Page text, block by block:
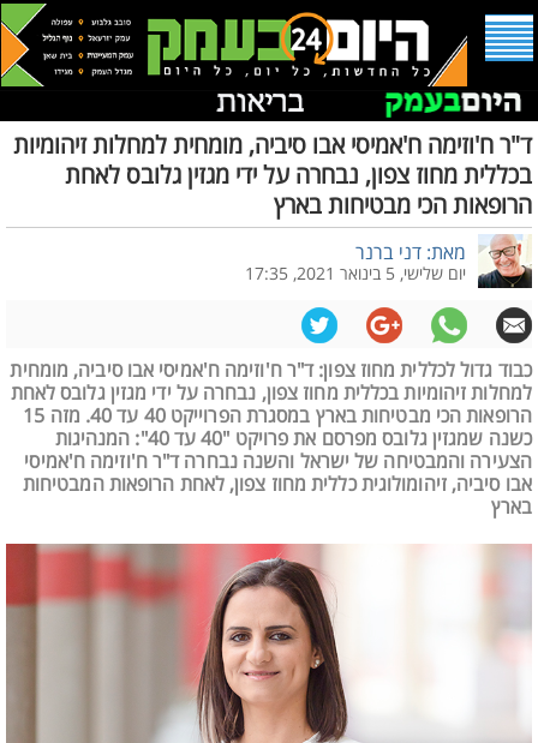
ד"ר ח'וזימה ח'אמיסי אבו סיביה, מומחית למחלות זיהומיות
בכללית מחוז צפון, נבחרה על ידי מגזין גלובס לאחת
הרופאות הכי מבטיחות בארץ
מאת: דני ברנר
יום שלישי, 5 בינואר 2021, 17:35
כבוד גדול לכללית מחוז צפון: ד"ר ח'וזימה ח'אמיסי אבו סיביה, מומחית
למחלות זיהומיות בכללית מחוז צפון, נבחרה על ידי מגזין גלובס לאחת
הרופאות הכי מבטיחות בארץ במסגרת הפרוייקט 40 עד 40. מזה 15
כשנה שמגזין גלובס מפרסם את פרויקט "40 עד 40": המנהיגות
הצעירה והמבטיחה של ישראל והשנה נבחרה ד"ר ח'וזימה ח'אמיסי
אבו סיביה, זיהומולוגית כללית מחוז צפון, לאחת הרופאות המבטיחות
בארץ